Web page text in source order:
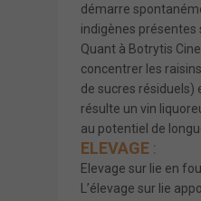
démarre
indigènes présentes
Quant à Botrytis
concentrer les
de sucres résiduels)
résulte un vin
au potentiel de
ELEVAGE :
Elevage sur lie en
L’élevage sur lie